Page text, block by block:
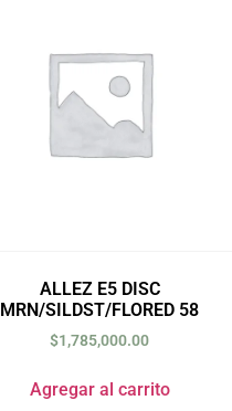
ALLEZ E5 DISC
MRN/SILDST/FLORED 58
$1,785,000.00
Agregar al carrito